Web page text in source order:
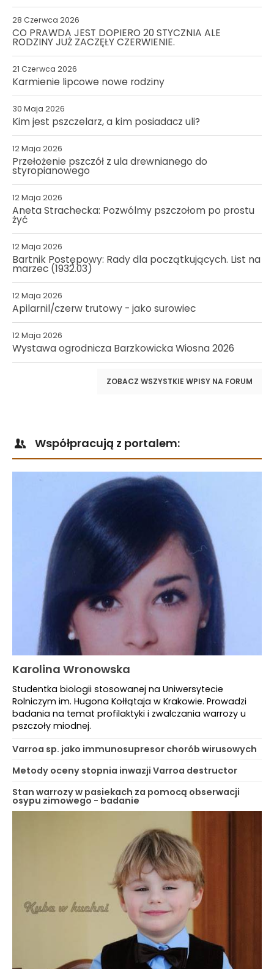
28 Czerwca 2026
CO PRAWDA JEST DOPIERO 20 STYCZNIA ALE
RODZINY JUŻ ZACZĘŁY CZERWIENIE.
21 Czerwca 2026
Karmienie lipcowe nowe rodziny
30 Maja 2026
Kim jest pszczelarz, a kim posiadacz uli?
12 Maja 2026
Przełożenie pszczół z ula drewnianego do
styropianowego
12 Maja 2026
Aneta Strachecka: Pozwólmy pszczołom po prostu
żyć
12 Maja 2026
Bartnik Postępowy: Rady dla początkujących. List na
marzec (1932.03)
12 Maja 2026
Apilarnil/czerw trutowy - jako surowiec
12 Maja 2026
Wystawa ogrodnicza Barzkowicka Wiosna 2026
ZOBACZ WSZYSTKIE WPISY NA FORUM
Współpracują z portalem:
Karolina Wronowska
Studentka biologii stosowanej na Uniwersytecie
Rolniczym im. Hugona Kołłątaja w Krakowie. Prowadzi
badania na temat profilaktyki i zwalczania warrozy u
pszczoły miodnej.
Varroa sp. jako immunosupresor chorób wirusowych
Metody oceny stopnia inwazji Varroa destructor
Stan warrozy w pasiekach za pomocą obserwacji
osypu zimowego - badanie